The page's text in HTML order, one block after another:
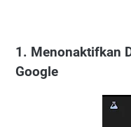
1. Menonaktifkan
Google